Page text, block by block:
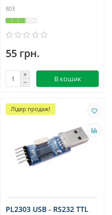
803
55 грн.
В кошик
Лідер продаж!
PL2303 USB - RS232 TTL